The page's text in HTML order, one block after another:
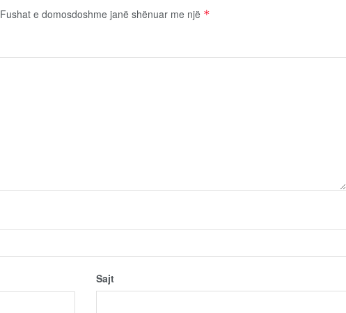
Fushat e domosdoshme janë shënuar me një *
Sajt